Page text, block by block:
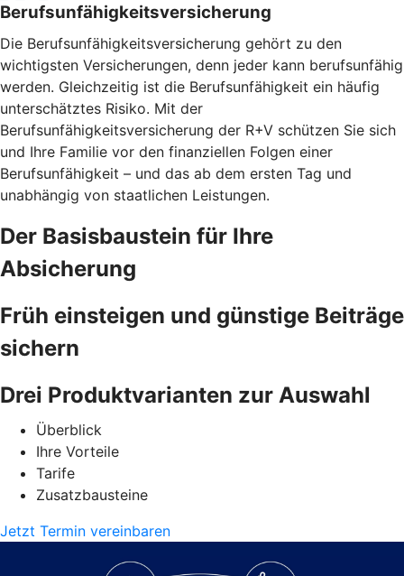
Berufsunfähigkeitsversicherung
Die Berufsunfähigkeitsversicherung gehört zu den
wichtigsten Versicherungen, denn jeder kann berufsunfähig
werden. Gleichzeitig ist die Berufsunfähigkeit ein häufig
unterschätztes Risiko. Mit der
Berufsunfähigkeitsversicherung der R+V schützen Sie sich
und Ihre Familie vor den finanziellen Folgen einer
Berufsunfähigkeit – und das ab dem ersten Tag und
unabhängig von staatlichen Leistungen.
Der Basisbaustein für Ihre
Absicherung
Früh einsteigen und günstige Beiträge
sichern
Drei Produktvarianten zur Auswahl
Überblick
Ihre Vorteile
Tarife
Zusatzbausteine
Jetzt Termin vereinbaren